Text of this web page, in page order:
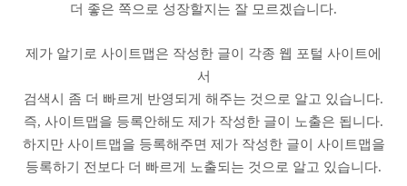
더 좋은 쪽으로 성장할지는 잘 모르겠습니다.
제가 알기로 사이트맵은 작성한 글이 각종 웹 포털 사이트에
서
검색시 좀 더 빠르게 반영되게 해주는 것으로 알고 있습니다.
즉, 사이트맵을 등록안해도 제가 작성한 글이 노출은 됩니다.
하지만 사이트맵을 등록해주면 제가 작성한 글이 사이트맵을
등록하기 전보다 더 빠르게 노출되는 것으로 알고 있습니다.